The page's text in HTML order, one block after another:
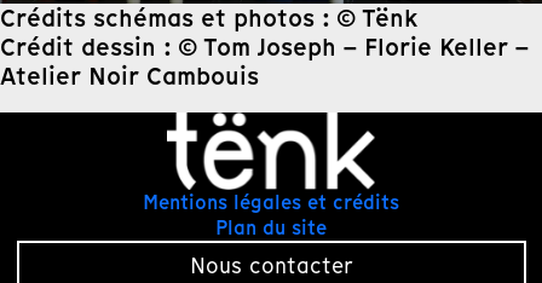
Crédits schémas et photos : © Tënk
Crédit dessin : © Tom Joseph – Florie Keller –
Atelier Noir Cambouis
Mentions légales et crédits
Plan du site
Nous contacter